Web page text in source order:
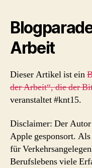
Arbeit
Dieser Artikel ist ein
der Arbeit“, die der
veranstaltet #knt15.
Disclaimer: Der
Apple gesponsort.
für
Berufslebens viele